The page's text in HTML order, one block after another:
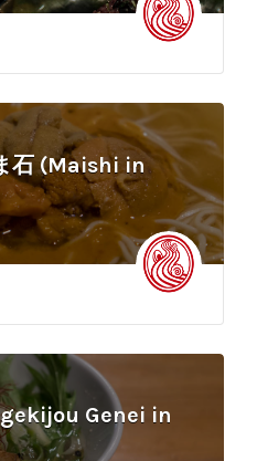
石 (Maishi in
Genei in